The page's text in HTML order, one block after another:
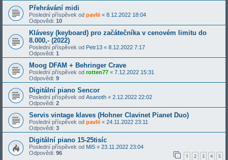
Přehrávání midi
Poslední příspěvek od pavlii « 8.12.2022 18:04
Odpovědi: 10
Klávesy (keyboard) pro začátečníka v cenovém limitu do
8.000,- (2022)
Poslední příspěvek od Petr13 « 8.12.2022 7:17
Odpovědi: 1
Moog DFAM + Behringer Crave
Poslední příspěvek od rotten77 « 7.12.2022 15:31
Odpovědi: 9
Digitální piano Sencor
Poslední příspěvek od Asanoth « 2.12.2022 22:02
Odpovědi: 2
Servis vintage klaves (Hohner Clavinet Pianet Duo)
Poslední příspěvek od pavlii « 24.11.2022 23:11
Odpovědi: 3
Digitální piano 15-25tisíc
Poslední příspěvek od MiS « 23.11.2022 23:04
Odpovědi: 96 1 2 3 4 5